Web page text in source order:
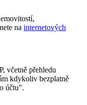
na internetových
včetně přehledu
kdykoliv bezplatně
účtu".